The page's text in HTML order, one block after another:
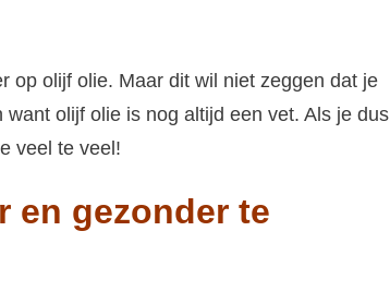
op olijf olie. Maar dit wil niet zeggen dat je
olijf olie is nog altijd een vet. Als je dus
veel te veel!
en gezonder te